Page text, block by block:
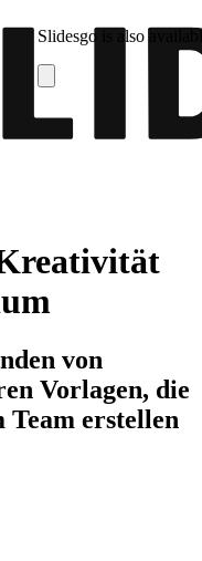
Slidesgo is also
von
Vorlagen, die
Team erstellen